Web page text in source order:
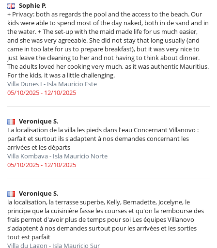
Sophie P.
+ Privacy: both as regards the pool and the access to the beach. Our
kids were able to spend most of the day naked, both in de sand and in
the water. + The set-up with the maid made life for us much easier,
and she was very agreeable. She did not stay that long usually (and
came in too late for us to prepare breakfast), but it was very nice to
just leave the cleaning to her and not having to think about dinner.
The adults loved her cooking very much, as it was authentic Mauritius.
For the kids, it was a little challenging.
Villa Dunes I - Isla Mauricio Este
05/10/2025 - 12/10/2025
Veronique S.
La localisation de la villa les pieds dans l'eau Concernant Villanovo :
parfait et surtout ils s'adaptent à nos demandes concernant les
arrivées et les départs
Villa Kombava - Isla Mauricio Norte
05/10/2025 - 12/10/2025
Veronique S.
la localisation, la terrasse superbe, Kelly, Bernadette, Jocelyne, le
principe que la cuisinière fasse les courses et qu'on la rembourse des
frais permet d'avoir plus de temps pour soi Les équipes Villanovo
s'adaptent à nos demandes surtout pour les arrivées et les sorties
tout est parfait
Villa du Lagon - Isla Mauricio Sur